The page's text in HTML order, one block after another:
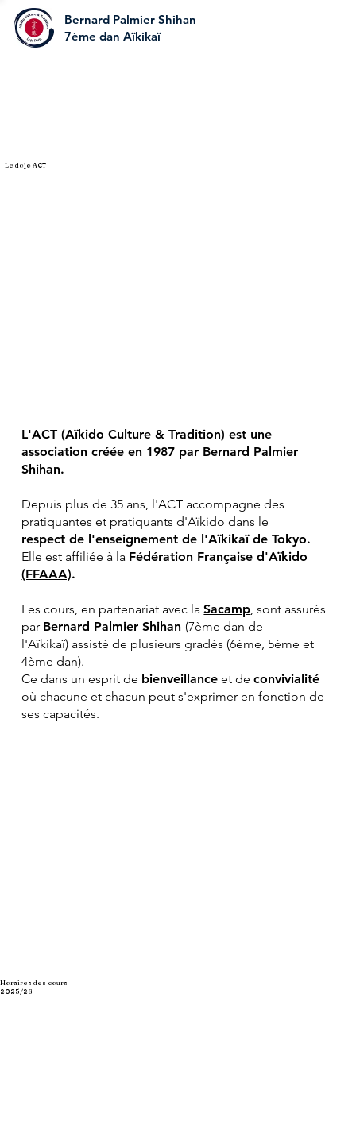
Bernard Palmier Shihan
7ème dan Aïkikaï
Le dojo ACT
L'ACT (Aïkido Culture & Tradition) est une
association créée en 1987 par Bernard Palmier
Shihan.
Depuis plus de 35 ans, l'ACT accompagne des
pratiquantes et pratiquants d'Aïkido dans le
respect de l'enseignement de l'Aïkikaï de Tokyo.
Elle est affiliée à la Fédération Française d'Aïkido
(FFAAA).
Les cours, en partenariat avec laSacamp, sont assurés
par Bernard Palmier Shihan (7ème dan de
l'Aïkikaï) assisté de plusieurs gradés (6ème, 5ème et
4ème dan).
Ce dans un esprit de bienveillance et deconvivialité
où chacune et chacun peut s'exprimer en fonction de
ses capacités.
Horaires des cours
2025/26